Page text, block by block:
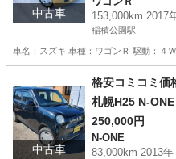
中古車
153,000km 2017
稲積公園駅
車名：スズキ 車種：ワゴンＲ 駆動：４
稲積公園駅
中古車
格安コミコミ価
札幌H25 N-
250,000円
N-ONE
83,000km 2013年